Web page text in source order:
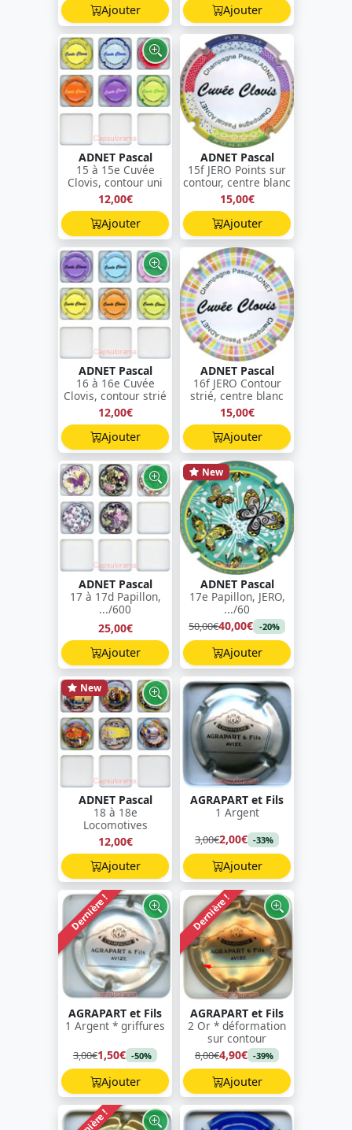
Ajouter
Ajouter
ADNET Pascal
15 à 15e Cuvée
Clovis, contour uni
12,00€
Ajouter
ADNET Pascal
15f JERO Points sur
contour, centre blanc
15,00€
Ajouter
ADNET Pascal
16 à 16e Cuvée
Clovis, contour strié
12,00€
Ajouter
ADNET Pascal
16f JERO Contour
strié, centre blanc
15,00€
Ajouter
ADNET Pascal
17 à 17d Papillon,
.../600
25,00€
Ajouter
New
ADNET Pascal
17e Papillon, JERO,
.../60
50,00€40,00€ -20%
Ajouter
New
ADNET Pascal
18 à 18e
Locomotives
12,00€
Ajouter
AGRAPART et Fils
1 Argent
3,00€2,00€ -33%
Ajouter
Dernière !
AGRAPART et Fils
1 Argent * griffures
3,00€1,50€ -50%
Ajouter
Dernière !
AGRAPART et Fils
2 Or * déformation
sur contour
8,00€4,90€ -39%
Ajouter